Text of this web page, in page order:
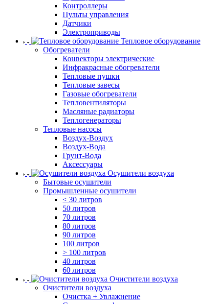
Контроллеры
Пульты управления
Датчики
Электроприводы
Тепловое оборудование
Обогреватели
Конвекторы электрические
Инфракрасные обогреватели
Тепловые пушки
Тепловые завесы
Газовые обогреватели
Тепловентиляторы
Масляные радиаторы
Теплогенераторы
Тепловые насосы
Воздух-Воздух
Воздух-Вода
Грунт-Вода
Аксессуары
Осушители воздуха
Бытовые осушители
Промышленные осушители
< 30 литров
50 литров
70 литров
80 литров
90 литров
100 литров
> 100 литров
40 литров
60 литров
Очистители воздуха
Очистители воздуха
Очистка + Увлажнение